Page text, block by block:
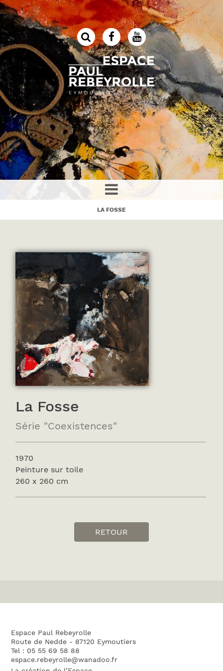
LA FOSSE
La Fosse
Série "Coexistences"
1970
Peinture sur toile
260 x 260 cm
RETOUR
Espace Paul Rebeyrolle
Route de Nedde - 87120 Eymoutiers
Tel : 05 55 69 58 88
espace.rebeyrolle@wanadoo.fr